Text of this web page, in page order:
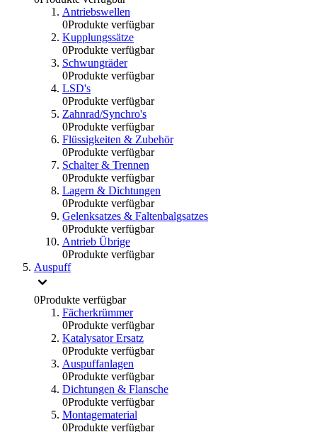
Antriebswellen
0Produkte verfügbar
Kupplungssätze
0Produkte verfügbar
Schwungräder
0Produkte verfügbar
LSD's
0Produkte verfügbar
Zahnrad/Synchro's
0Produkte verfügbar
Flüssigkeiten & Zubehör
0Produkte verfügbar
Schalter & Trennen
0Produkte verfügbar
Lagern & Dichtungen
0Produkte verfügbar
Gelenksatzes & Faltenbalgsatzes
0Produkte verfügbar
Antrieb Übrige
0Produkte verfügbar
Auspuff
0Produkte verfügbar
Fächerkrümmer
0Produkte verfügbar
Katalysator Ersatz
0Produkte verfügbar
Auspuffanlagen
0Produkte verfügbar
Dichtungen & Flansche
0Produkte verfügbar
Montagematerial
0Produkte verfügbar